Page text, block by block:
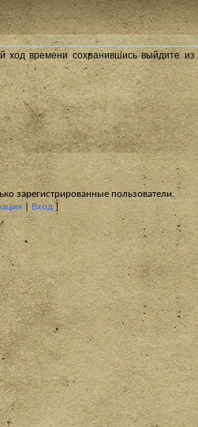
времени сохранившись выйдите из
зарегистрированные пользователи.
Вход]